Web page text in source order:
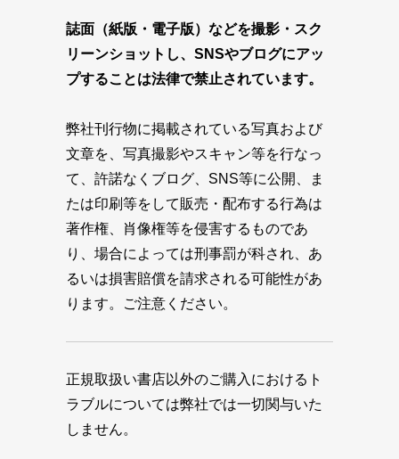
誌面（紙版・電子版）などを撮影・スク
リーンショットし、SNSやブログにアッ
プすることは法律で禁止されています。
弊社刊行物に掲載されている写真および
文章を、写真撮影やスキャン等を行なっ
て、許諾なくブログ、SNS等に公開、ま
たは印刷等をして販売・配布する行為は
著作権、肖像権等を侵害するものであ
り、場合によっては刑事罰が科され、あ
るいは損害賠償を請求される可能性があ
ります。ご注意ください。
正規取扱い書店以外のご購入におけるト
ラブルについては弊社では一切関与いた
しません。